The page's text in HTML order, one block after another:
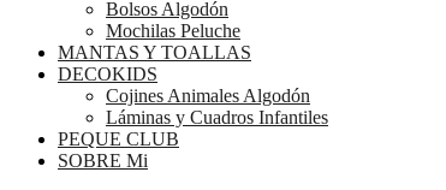
Bolsos Algodón
Mochilas Peluche
MANTAS Y TOALLAS
DECOKIDS
Cojines Animales Algodón
Láminas y Cuadros Infantiles
PEQUE CLUB
SOBRE Mi